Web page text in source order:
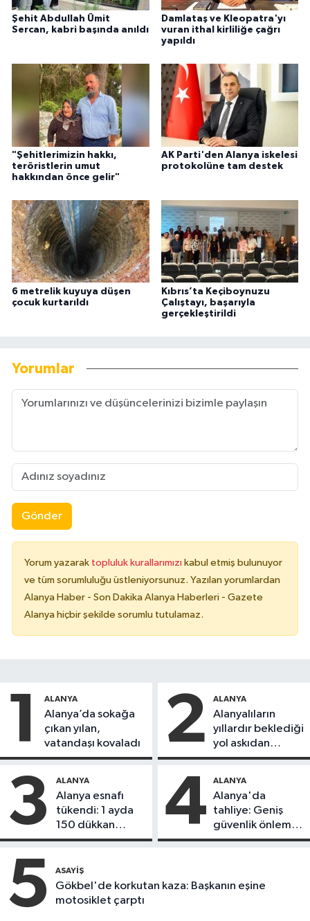
Şehit Abdullah Ümit
Sercan, kabri başında anıldı
Damlataş ve Kleopatra'yı
vuran ithal kirliliğe çağrı
yapıldı
"Şehitlerimizin hakkı,
teröristlerin umut
hakkından önce gelir"
AK Parti'den Alanya iskelesi
protokolüne tam destek
6 metrelik kuyuya düşen
çocuk kurtarıldı
Kıbrıs’ta Keçiboynuzu
Çalıştayı, başarıyla
gerçekleştirildi
Yorumlar
Gönder
Yorum yazarak topluluk kurallarımızı kabul etmiş bulunuyor
ve tüm sorumluluğu üstleniyorsunuz. Yazılan yorumlardan
Alanya Haber - Son Dakika Alanya Haberleri - Gazete
Alanya hiçbir şekilde sorumlu tutulamaz.
1 ALANYA
Alanya’da sokağa
çıkan yılan,
vatandaşı kovaladı
2 ALANYA
Alanyalıların
yıllardır beklediği
yol askıdan
döndü
3 ALANYA
Alanya esnafı
tükendi: 1 ayda
150 dükkan
kapandı
4 ALANYA
Alanya'da
tahliye: Geniş
güvenlik önlemi
alındı
5 ASAYIŞ
Gökbel'de korkutan kaza: Başkanın eşine
motosiklet çarptı